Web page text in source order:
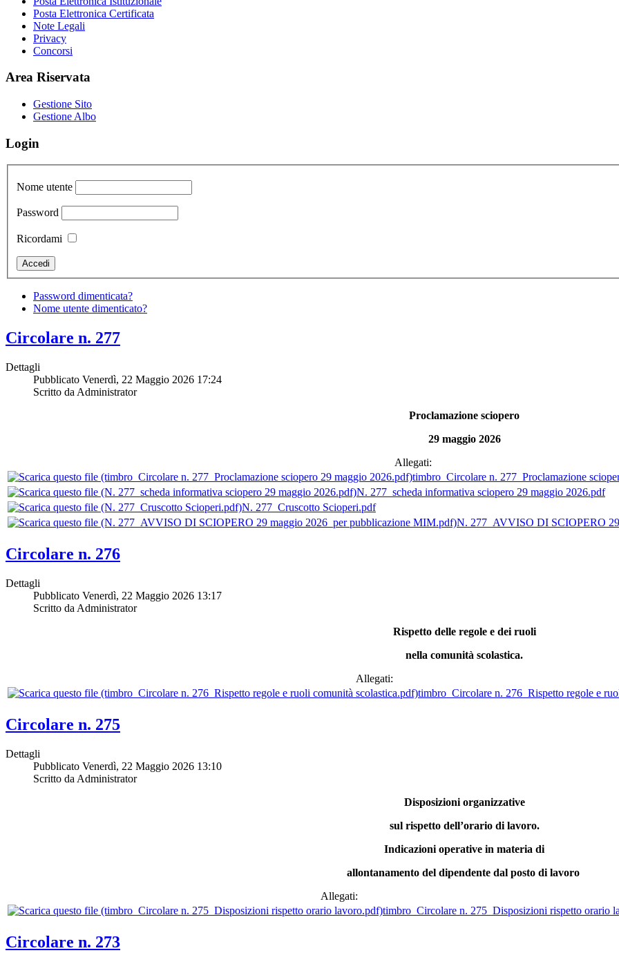
Posta Elettronica Certificata
Note Legali
Privacy
Concorsi
Area Riservata
Gestione Sito
Gestione Albo
Login
Nome utente
Password
Ricordami
Password dimenticata?
Nome utente dimenticato?
Circolare n. 277
Dettagli
Pubblicato Venerdì, 22 Maggio 2026 17:24
Scritto da Administrator
Proclamazione sciopero
29 maggio 2026
Allegati:
timbro_Circolare n. 277_Proclamazione
N. 277_scheda informativa sciopero 29 maggio 2026.pdf
N. 277_Cruscotto Scioperi.pdf
N. 277_AVVISO DI SCIOPERO
Circolare n. 276
Dettagli
Pubblicato Venerdì, 22 Maggio 2026 13:17
Scritto da Administrator
Rispetto delle regole e dei ruoli
nella comunità scolastica.
Allegati:
timbro_Circolare n. 276_Rispetto regole e
Circolare n. 275
Dettagli
Pubblicato Venerdì, 22 Maggio 2026 13:10
Scritto da Administrator
Disposizioni organizzative
sul rispetto dell’orario di lavoro.
Indicazioni operative in materia di
allontanamento del dipendente dal posto di lavoro
Allegati:
timbro_Circolare n. 275_Disposizioni rispetto orario
Circolare n. 273